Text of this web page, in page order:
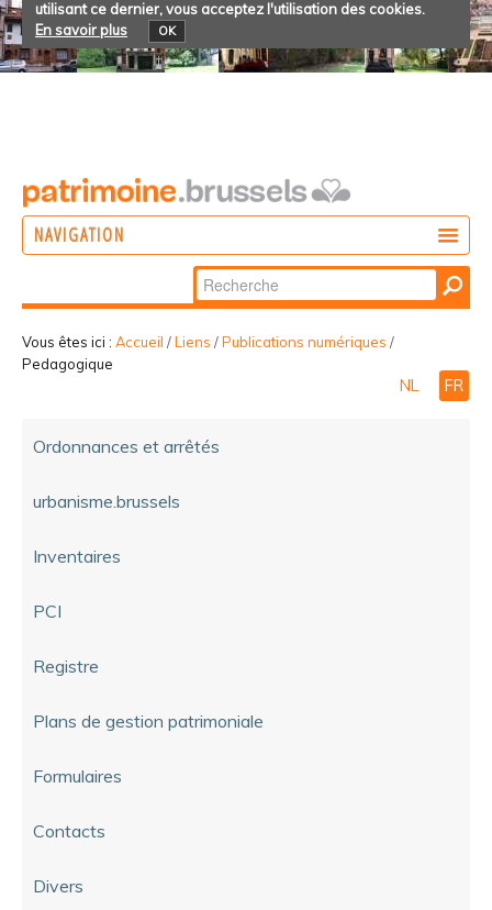
utilisant ce dernier, vous acceptez l'utilisation des cookies.
En savoir plus
OK
NAVIGATION
PARTICIPER
Chercher par
Recherche
avancée…
Vous êtes ici : Accueil /Liens /Publications numériques /
Pedagogique
NL FR
Ordonnances et arrêtés
urbanisme.brussels
Inventaires
PCI
Registre
Plans de gestion patrimoniale
Formulaires
Contacts
Divers